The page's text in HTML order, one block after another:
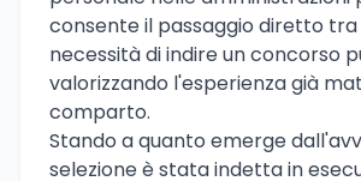
consente il passaggio diretto
necessità di indire un concorso
valorizzando l'esperienza già
comparto.
Stando a quanto emerge
selezione è stata indetta in